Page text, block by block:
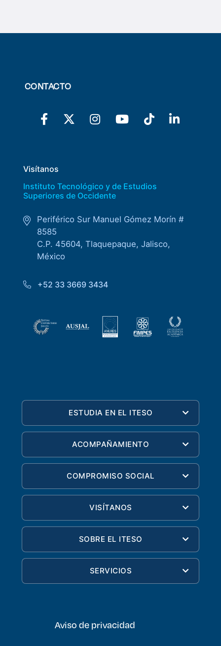
CONTACTO
Visítanos
Instituto Tecnológico y de Estudios
Superiores de Occidente
Periférico Sur Manuel Gómez Morín #
8585
C.P. 45604, Tlaquepaque, Jalisco,
México
+52 33 3669 3434
ESTUDIA EN EL ITESO
ACOMPAÑAMIENTO
COMPROMISO SOCIAL
VISÍTANOS
SOBRE EL ITESO
SERVICIOS
Aviso de privacidad